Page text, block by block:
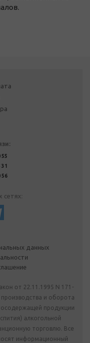
55
56
сетях:
данных
от 22.11.1995 N 171-
и оборота
продукции
алкогольной
торговлю. Все
информационный